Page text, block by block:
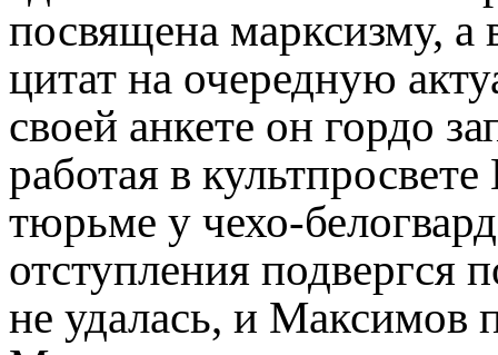
посвящена марксизму, а
цитат на очередную
своей анкете он гордо
работая в
тюрьме у чехо-
отступления подвергся
не удалась, и Максимов